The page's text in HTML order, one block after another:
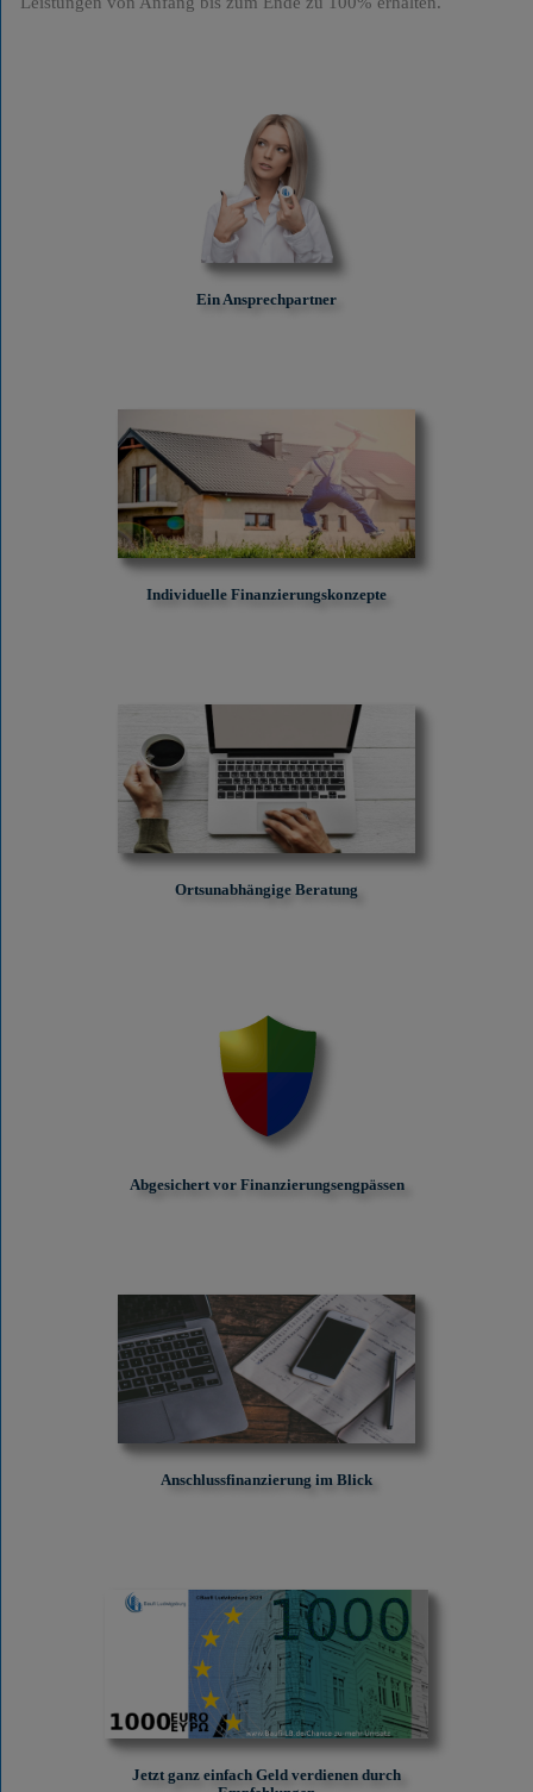
Ein Ansprechpartner
Individuelle Finanzierungskonzepte
Ortsunabhängige Beratung
Abgesichert vor Finanzierungs­engpässen
Anschlussfinanzierung im Blick
Jetzt ganz einfach Geld verdienen durch